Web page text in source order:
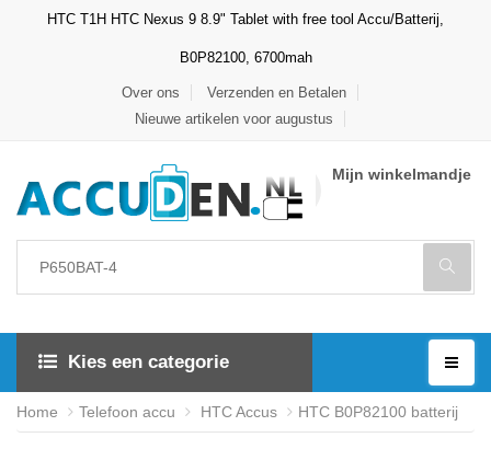
HTC T1H HTC Nexus 9 8.9" Tablet with free tool Accu/Batterij,
B0P82100, 6700mah
Over ons
Verzenden en Betalen
Nieuwe artikelen voor augustus
Mijn winkelmandje
Kies een categorie
Home Telefoon accu HTC Accus HTC B0P82100 batterij